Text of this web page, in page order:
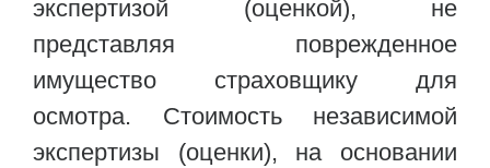
экспертизой (оценкой), не
представляя поврежденное
имущество страховщику для
осмотра. Стоимость независимой
экспертизы (оценки), на основании